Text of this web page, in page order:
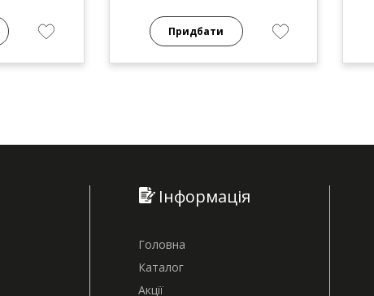
Придбати
Інформація
Головна
Каталог
Акції